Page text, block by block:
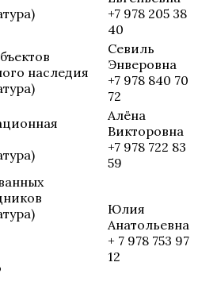
+7 978 205 38
40
наследия
Севиль
Энверовна
+7 978 840 70
72
Алёна
Викторовна
+7 978 722 83
59
Юлия
Анатольевна
+ 7 978 753 97
12